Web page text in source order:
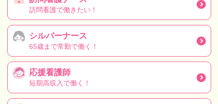
訪問看護で働きたい！
シルバーナース
65歳まで常勤で働く！
応援看護師
短期高収入で働く！